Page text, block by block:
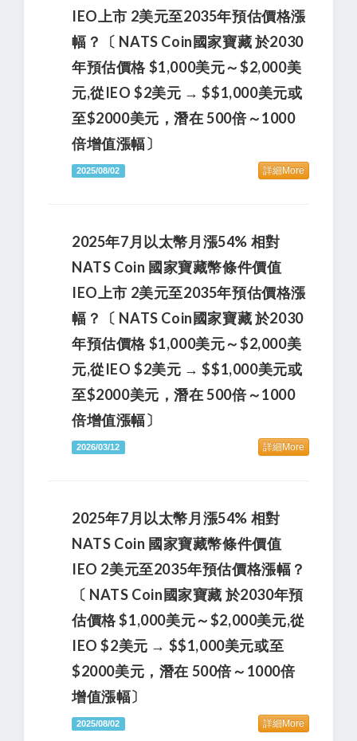
IEO上市 2美元至2035年預估價格漲
幅？〔 NATS Coin國家寶藏 於2030
年預估價格 $1,000美元～$2,000美
元,從IEO $2美元 → $$1,000美元或
至$2000美元，潛在 500倍～1000
倍增值漲幅〕
2025/08/02 詳細More
2025年7月以太幣月漲54% 相對
NATS Coin 國家寶藏幣條件價值
IEO上市 2美元至2035年預估價格漲
幅？〔 NATS Coin國家寶藏 於2030
年預估價格 $1,000美元～$2,000美
元,從IEO $2美元 → $$1,000美元或
至$2000美元，潛在 500倍～1000
倍增值漲幅〕
2026/03/12 詳細More
2025年7月以太幣月漲54% 相對
NATS Coin 國家寶藏幣條件價值
IEO 2美元至2035年預估價格漲幅？
〔 NATS Coin國家寶藏 於2030年預
估價格 $1,000美元～$2,000美元,從
IEO $2美元 → $$1,000美元或至
$2000美元，潛在 500倍～1000倍
增值漲幅〕
2025/08/02 詳細More